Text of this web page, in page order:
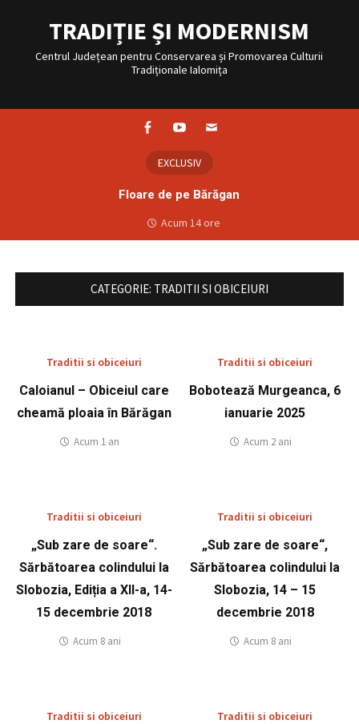
conținut
TRADIȚIE ȘI MODERNISM
Centrul Județean pentru Conservarea și Promovarea Culturii
Tradiționale Ialomița
EXCLUSIV
Floare de pe Bărăgan
Acum 14 ore
CATEGORIE: TRADITII SI OBICEIURI
Traditii si obiceiuri
Caloianul – Obiceiul care
cheamă ploaia în Bărăgan
Acum 1 an
Traditii si obiceiuri
Bobotează Murgeanca, 6
ianuarie 2025
Acum 2 ani
Traditii si obiceiuri
„Sub zare de soare“.
Sărbătoarea colindului la
Slobozia, Ediția a XII-a, 14-
15 decembrie 2018
Acum 8 ani
Traditii si obiceiuri
„Sub zare de soare“,
Sărbătoarea colindului la
Slobozia, 14 – 15
decembrie 2018
Acum 8 ani
Traditii si obiceiuri Traditii si obiceiuri